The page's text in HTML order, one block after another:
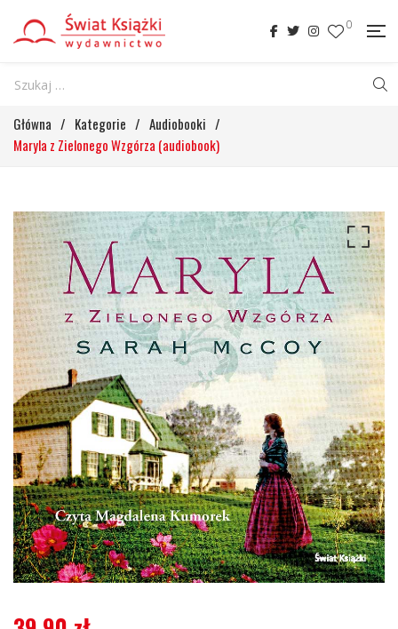
0
Główna / Kategorie / Audiobooki /
Maryla z Zielonego Wzgórza (audiobook)